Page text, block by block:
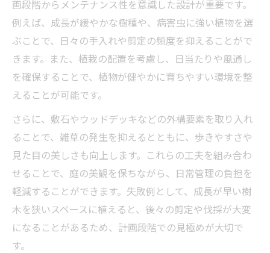
画段階からメンテナンス性を意識した設計が重要です。
例えば、成長が緩やかな樹種や、病害虫に強い植物を選
ぶことで、日々の手入れや剪定の頻度を抑えることがで
きます。また、植栽の配置を考慮し、日当たりや風通し
を確保することで、植物が健やかに育ちやすい環境を整
えることが可能です。
さらに、敷石やウッドデッキなどの外構要素を取り入れ
ることで、雑草の発生を抑えるとともに、歩きやすさや
見た目の美しさも向上します。これらの工夫を組み合わ
せることで、庭の美観を保ちながら、日常管理の負担を
軽減することができます。失敗例として、成長が早い樹
木を狭いスペースに植えると、後々の剪定や伐採が大変
になることがあるため、計画段階での見極めが大切で
す。